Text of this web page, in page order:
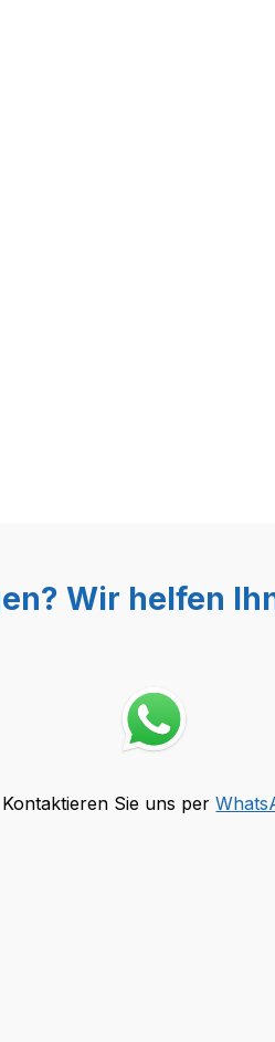
9934 "
Wir helfen
Kontaktieren Sie uns per